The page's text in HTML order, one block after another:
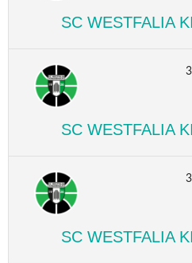
SC WESTFALIA
SC WESTFALIA
SC WESTFALIA